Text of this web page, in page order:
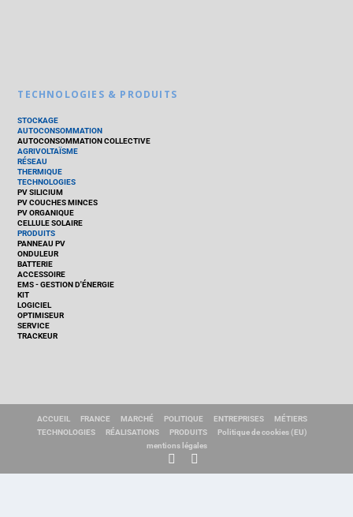
TECHNOLOGIES & PRODUITS
STOCKAGE
AUTOCONSOMMATION
AUTOCONSOMMATION COLLECTIVE
AGRIVOLTAÏSME
RÉSEAU
THERMIQUE
TECHNOLOGIES
PV SILICIUM
PV COUCHES MINCES
PV ORGANIQUE
CELLULE SOLAIRE
PRODUITS
PANNEAU PV
ONDULEUR
BATTERIE
ACCESSOIRE
EMS - GESTION D'ÉNERGIE
KIT
LOGICIEL
OPTIMISEUR
SERVICE
TRACKEUR
ACCUEIL FRANCE MARCHÉ POLITIQUE ENTREPRISES
MÉTIERS
TECHNOLOGIES
RÉALISATIONS PRODUITS
Politique de cookies (EU)
mentions légales